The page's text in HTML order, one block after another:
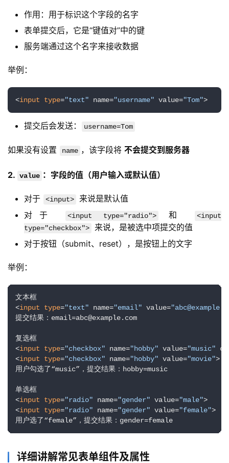
作用：用于标识这个字段的名字
表单提交后，它是“键值对”中的键
服务端通过这个名字来接收数据
举例：
<input type="text" name="username" value="Tom">
提交后会发送： username=Tom
如果没有设置 name ，该字段将 不会提交到服务器
2. value ：字段的值（用户输入或默认值）
对于 <input>
来说是默认值
对于
<input type="radio"> 和
<input
type="checkbox">
来说，是被选中项提交的值
对于按钮（submit、reset），是按钮上的文字
举例：
文本框
<input type="text" name="email" value=
提交结果：email=abc@example.com
复选框
<input type="checkbox" name="hobby" value="music"
<input type="checkbox" name="hobby" value="movie">
用户勾选了“music”，提交结果：hobby=music
单选框
<input type="radio" name="gender" value="male">
<input type="radio" name="gender" value="female">
用户选了“female”，提交结果：gender=female
详细讲解常见表单组件及属性